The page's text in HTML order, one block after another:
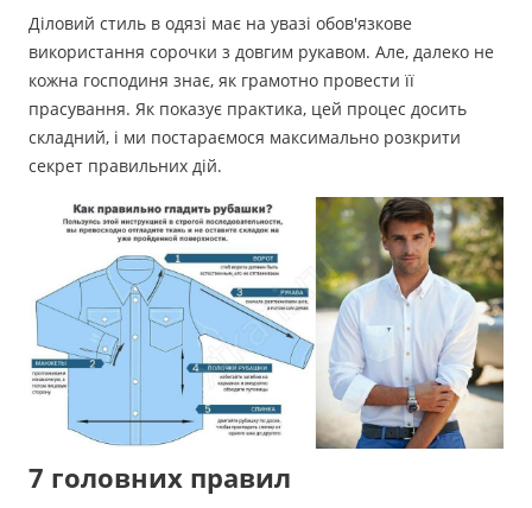
Діловий стиль в одязі має на увазі обов'язкове
використання сорочки з довгим рукавом. Але, далеко не
кожна господиня знає, як грамотно провести її
прасування. Як показує практика, цей процес досить
складний, і ми постараємося максимально розкрити
секрет правильних дій.
7 головних правил